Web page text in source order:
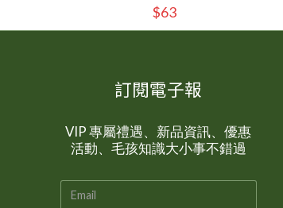
$63
訂閱電子報
VIP 專屬禮遇、新品資訊、優惠
活動、毛孩知識大小事不錯過